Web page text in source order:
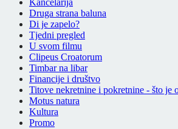
Kancelarija
Druga strana baluna
Di je zapelo?
Tjedni pregled
U svom filmu
Clipeus Croatorum
Timbar na libar
Financije i društvo
Titove nekretnine i pokretnine - što je
Motus natura
Kultura
Promo